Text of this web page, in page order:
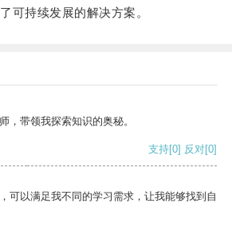
可持续发展的解决方案。
，带领我探索知识的奥秘。
支持[0] 反对[0]
可以满足我不同的学习需求，让我能够找到自